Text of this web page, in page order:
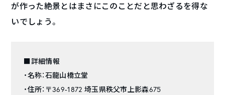
が作った絶景とはまさにこのことだと思わざるを得な
いでしょう。
■詳細情報
・名称：石龍山橋立堂
・住所：〒369-1872 埼玉県秩父市上影森675